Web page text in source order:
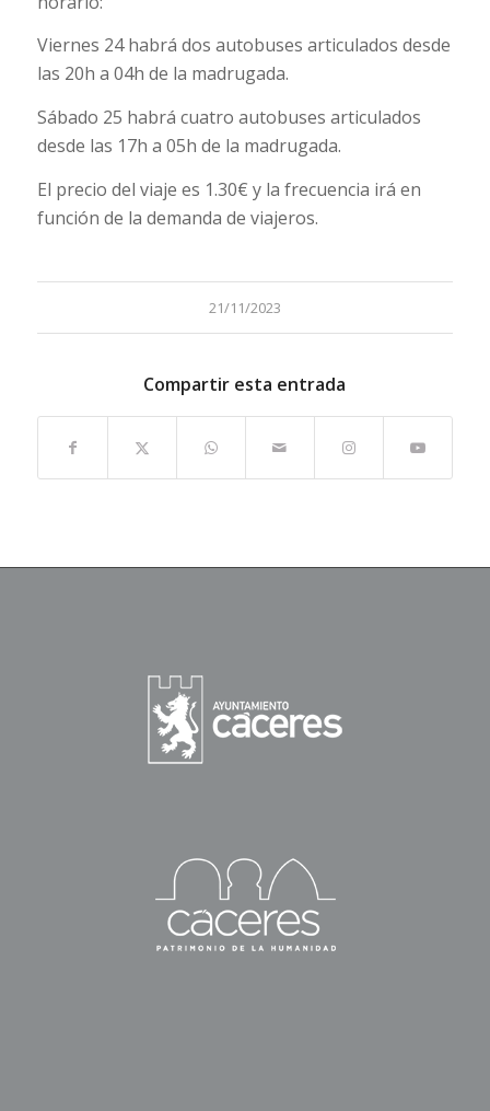
Viernes 24 habrá dos autobuses articulados desde
las 20h a 04h de la madrugada.
Sábado 25 habrá cuatro autobuses articulados
desde las 17h a 05h de la madrugada.
El precio del viaje es 1.30€ y la frecuencia irá en
función de la demanda de viajeros.
21/11/2023
Compartir esta entrada